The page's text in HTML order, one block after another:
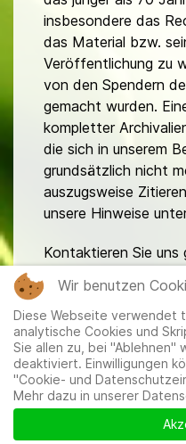
insbesondere das
das Material bzw.
Veröffentlichung zu
von den Spendern
gemacht wurden.
kompletter
die sich in unserem
grundsätzlich nicht
auszugsweise
unsere Hinweise
Kontaktieren Sie uns
Mitglieder|Impressum|
und
Wir benutzen
Diese Webseite verwendet
analytische Cookies und
Sie allen zu, bei "Ablehnen"
deaktiviert. Einwilligungen
"Cookie- und
Mehr dazu in unserer